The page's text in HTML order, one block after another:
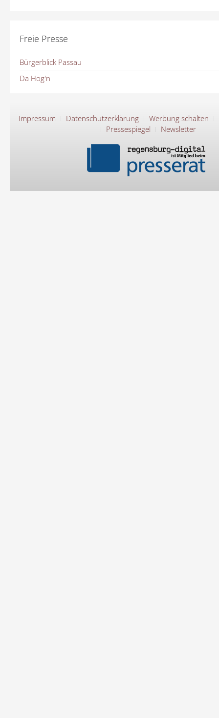
Freie Presse
Bürgerblick Passau
Da Hog'n
Impressum Datenschutzerklärung
Werbung schalten
Pressespiegel
Newsletter